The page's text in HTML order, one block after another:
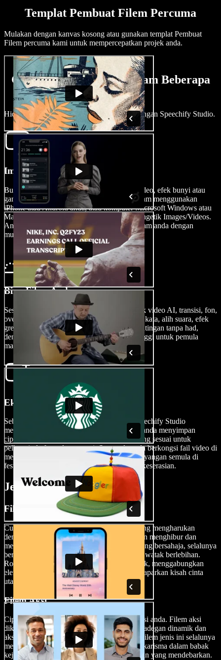
Templat Pembuat Filem Percuma
Mulakan dengan kanvas kosong atau gunakan templat Pembuat
Filem percuma kami untuk mempercepatkan projek anda.
Cara Membuat Filem Dalam Beberapa
Minit
Hidupkan visi anda dalam beberapa minit dengan Speechify Studio.
Import Video Anda
Buka projek video baharu dan import klip video, efek bunyi atau
gambar anda dengan mudah, sama ada dirakam menggunakan
iPhone atau Android anda, atau komputer Microsoft Windows atau
Mac, ke dalam penyunting video dengan mengetik Images/Videos.
Anda juga boleh mengimport rakaman webcam anda dengan
mudah.
Bina Filem Anda
Sesuaikan filem anda dengan menambah efek video AI, transisi, fon,
overlay, animasi, watermark, efek bunyi, sari kata, alih suara, efek
green screen dan banyak lagi. Pilihan penyuntingan tanpa had,
dengan alat penyuntingan video berkualiti tinggi untuk pemula
mahupun pembikin filem berpengalaman.
Eksport Filem Anda
Sebaik sahaja karya sinematik anda siap, Speechify Studio
memudahkan proses eksport, membolehkan anda menyimpan
ciptaan anda dalam pelbagai format video yang sesuai untuk
pelbagai platform dan peranti. Sama ada anda berkongsi fail video di
media sosial atau ingin mempersembahkan tayangan semula di
festival filem, Speechify Studio memastikan keserasian.
Jenis-Jenis Filem
Filem Komedi & Rom-com
Cuit tulang lucu atau cipta kisah romantik yang mengharukan
dengan filem komedi. Filem komedi bertujuan menghibur dan
menggelikan hati penonton melalui humor yang bersahaja, selalunya
bersandar pada dialog pintar, situasi lucu dan watak berlebihan.
Rom-com, ringkasan kepada komedi romantik, menggabungkan
elemen percintaan dan humor, biasanya memaparkan kisah cinta
utama bersama unsur komedi.
Filem Aksi
Cipta adegan penuh adrenalin untuk filem aksi anda. Filem aksi
dikenali dengan aktiviti fizikal yang intensif, adegan dinamik dan
aksi menakjubkan yang memacu adrenalin. Filem jenis ini selalunya
memaparkan watak utama yang kuat dan berkarisma dalam babak
kejar-mengejar, pertarungan dan penyelamatan yang mendebarkan.